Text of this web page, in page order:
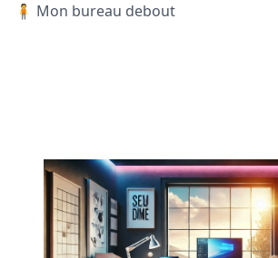
🧍 Mon bureau debout